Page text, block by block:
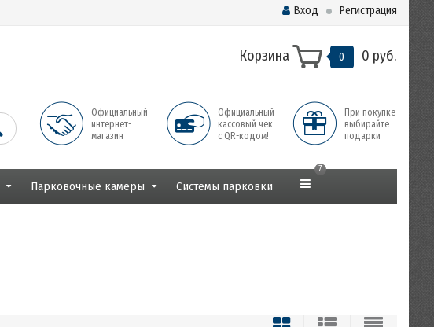
Вход Регистрация
Корзина 0 0 руб.
Официальный
интернет-
магазин
Официальный
кассовый чек
с QR-кодом!
При покупке
выбирайте
подарки
Парковочные камеры Системы парковки
7